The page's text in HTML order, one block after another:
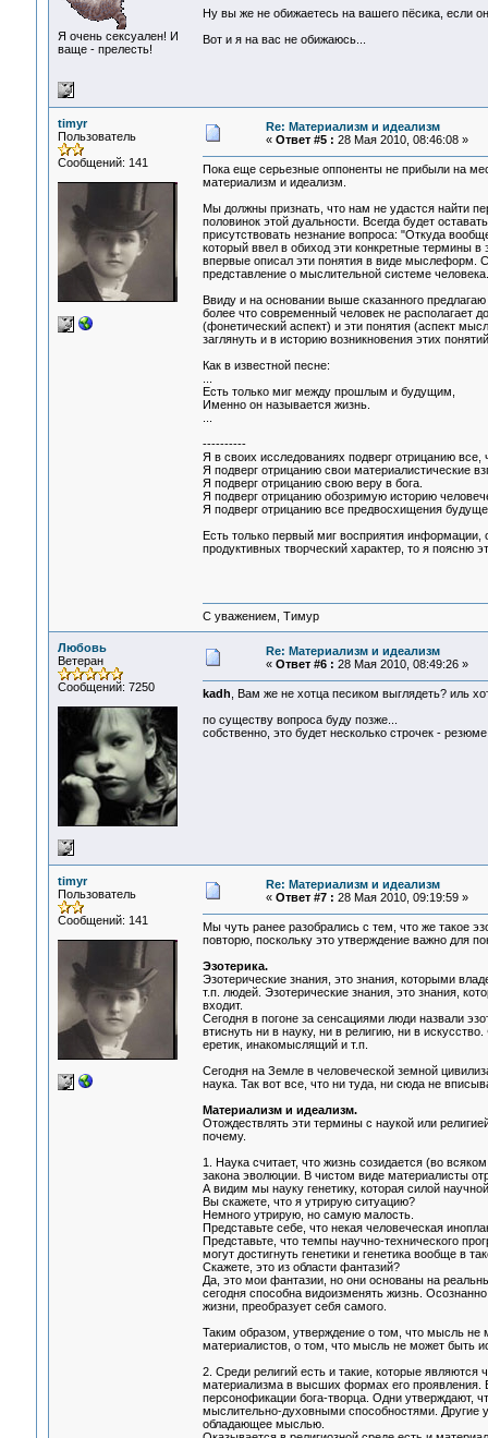
Я очень сексуален! И
ваще - прелесть!
Ну вы же не обижаетесь на вашего пёсика, если
Вот и я на вас не обижаюсь...
timyr
Пользователь
Сообщений: 141
Re: Материализм и идеализм
« Ответ #5 : 28 Мая 2010, 08:46:08 »
Пока еще серьезные оппоненты не прибыли на
материализм и идеализм.
Мы должны признать, что нам не удастся найти
половинок этой дуальности. Всегда будет
присутствовать незнание вопроса: "Откуда
который ввел в обиход эти конкретные термины в
впервые описал эти понятия в виде мыслеформ.
представление о мыслительной системе человека.
Ввиду и на основании выше сказанного
более что современный человек не располагает
(фонетический аспект) и эти понятия (аспект
заглянуть и в историю возникновения этих
Как в известной песне:
Есть только миг между прошлым и будущим,
Именно он называется жизнь.
----------
Я в своих исследованиях подверг отрицанию
Я подверг отрицанию свои материалистические
Я подверг отрицанию свою веру в бога.
Я подверг отрицанию обозримую историю
Я подверг отрицанию все предвосхищения
Есть только первый миг восприятия
продуктивных творческий характер, то я поясню
С уважением, Тимур
Любовь
Ветеран
Сообщений: 7250
Re: Материализм и идеализм
« Ответ #6 : 28 Мая 2010, 08:49:26 »
kadh , Вам же не хотца песиком выглядеть? иль
по существу вопроса буду позже...
собственно, это будет несколько строчек -
timyr
Пользователь
Сообщений: 141
Re: Материализм и идеализм
« Ответ #7 : 28 Мая 2010, 09:19:59 »
Мы чуть ранее разобрались с тем, что же такое
повторю, поскольку это утверждение важно для
Эзотерика.
Эзотерические знания, это знания, которыми
т.п. людей. Эзотерические знания, это знания,
входит.
Сегодня в погоне за сенсациями люди назвали
втиснуть ни в науку, ни в религию, ни в
еретик, инакомыслящий и т.п.
Сегодня на Земле в человеческой земной
наука. Так вот все, что ни туда, ни сюда не
Материализм и идеализм.
Отождествлять эти термины с наукой или
почему.
1. Наука считает, что жизнь созидается (во
закона эволюции. В чистом виде материалисты
А видим мы науку генетику, которая силой
Вы скажете, что я утрирую ситуацию?
Немного утрирую, но самую малость.
Представьте себе, что некая человеческая
Представьте, что темпы научно-технического
могут достигнуть генетики и генетика вообще в
Скажете, это из области фантазий?
Да, это мои фантазии, но они основаны на
сегодня способна видоизменять жизнь.
жизни, преобразует себя самого.
Таким образом, утверждение о том, что мысль
материалистов, о том, что мысль не может быть
2. Среди религий есть и такие, которые являются
материализма в высших формах его проявления.
персонофикации бога-творца. Одни утверждают,
мыслительно-духовными способностями. Другие
обладающее мыслью.